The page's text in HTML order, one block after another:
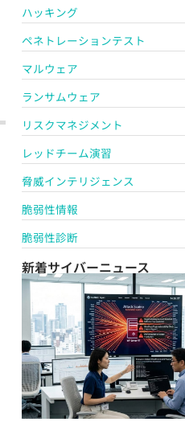
ハッキング
ペネトレーションテスト
マルウェア
ランサムウェア
リスクマネジメント
レッドチーム演習
脅威インテリジェンス
脆弱性情報
脆弱性診断
新着サイバーニュース